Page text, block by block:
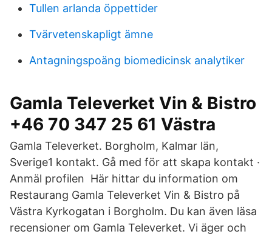
Tullen arlanda öppettider
Tvärvetenskapligt ämne
Antagningspoäng biomedicinsk analytiker
Gamla Televerket Vin & Bistro
+46 70 347 25 61 Västra
Gamla Televerket. Borgholm, Kalmar län,
Sverige1 kontakt. Gå med för att skapa kontakt ·
Anmäl profilen Här hittar du information om
Restaurang Gamla Televerket Vin & Bistro på
Västra Kyrkogatan i Borgholm. Du kan även läsa
recensioner om Gamla Televerket. Vi äger och